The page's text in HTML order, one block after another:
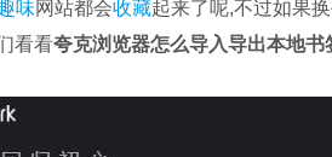
味网站都会收藏起来了呢,不过如果
看看夸克浏览器怎么导入导出本地书